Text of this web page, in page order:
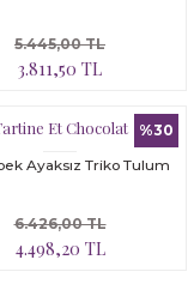
3.811,50 TL
5.445,00 TL
%30
Et Chocolat
Ayaksız Triko Tulum
4.498,20 TL
6.426,00 TL